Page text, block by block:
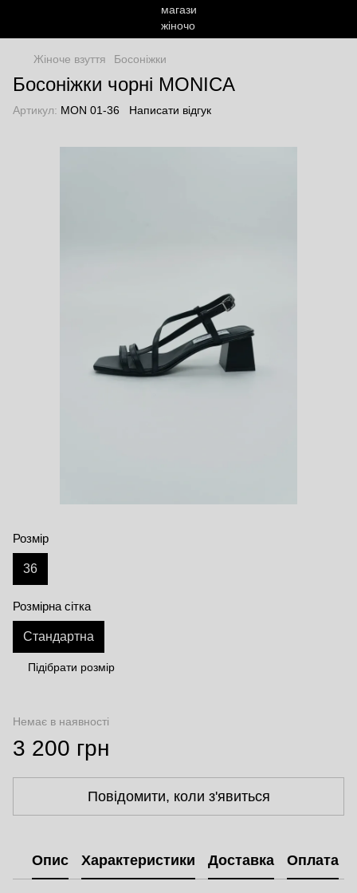
Жіноче взуття Босоніжки
Босоніжки чорні MONICA
Артикул: MON 01-36 Написати відгук
Розмір
36
Розмірна сітка
Стандартна
Підібрати розмір
Немає в наявності
3 200 грн
Повідомити, коли з'явиться
Опис Характеристики Доставка Оплата